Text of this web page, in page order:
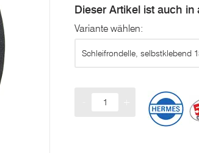
Dieser Artikel ist auch in
Variante wählen:
Schleifrondelle, selbstklebend